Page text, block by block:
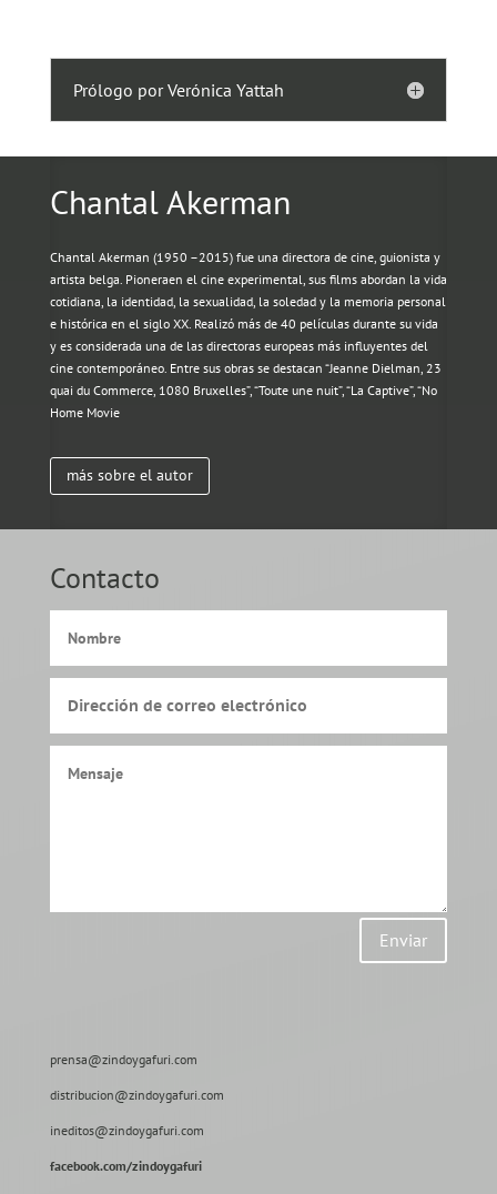
Prólogo por Verónica Yattah
Chantal Akerman
Chantal Akerman (1950 –2015) fue una directora de cine, guionista y
artista belga. Pioneraen el cine experimental, sus films abordan la vida
cotidiana, la identidad, la sexualidad, la soledad y la memoria personal
e histórica en el siglo XX. Realizó más de 40 películas durante su vida
y es considerada una de las directoras europeas más influyentes del
cine contemporáneo. Entre sus obras se destacan “Jeanne Dielman, 23
quai du Commerce, 1080 Bruxelles”, “Toute une nuit”, “La Captive”, “No
Home Movie
más sobre el autor
Contacto
Enviar
prensa@zindoygafuri.com
distribucion@zindoygafuri.com
ineditos@zindoygafuri.com
facebook.com/zindoygafuri